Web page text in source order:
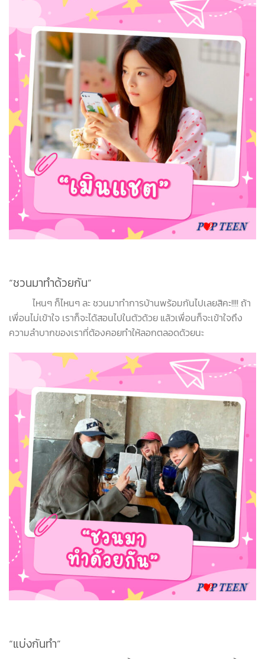
“ชวนมาทำด้วยกัน”
ไหนๆ ก็ไหนๆ ละ ชวนมาทำการบ้านพร้อมกันไปเลยสิคะ!!!! ถ้า
เพื่อนไม่เข้าใจ เราก็จะได้สอนไปในตัวด้วย แล้วเพื่อนก็จะเข้าใจถึง
ความลำบากของเราที่ต้องคอยทำให้ลอกตลอดด้วยนะ
“แบ่งกันทำ”